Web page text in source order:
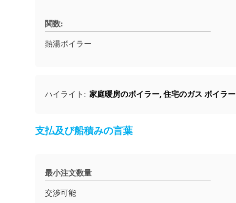
関数:
熱湯ボイラー
ハイライト: 家庭暖房のボイラー, 住宅のガス ボイラー
支払及び船積みの言葉
最小注文数量
交渉可能